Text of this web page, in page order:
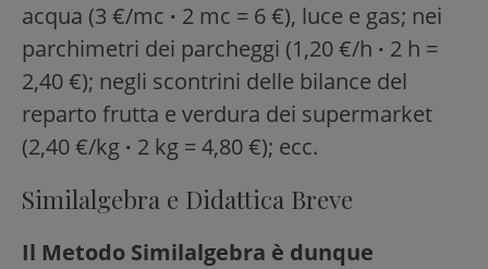
acqua (3 €/mc ∙ 2 mc = 6 €), luce e gas; nei
parchimetri dei parcheggi (1,20 €/h ∙ 2 h =
2,40 €); negli scontrini delle bilance del
reparto frutta e verdura dei supermarket
(2,40 €/kg ∙ 2 kg = 4,80 €); ecc.
Similalgebra e Didattica Breve
Il Metodo Similalgebra è dunque